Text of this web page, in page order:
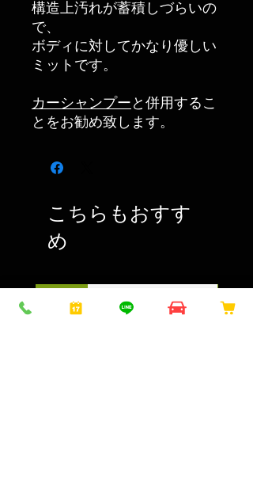
構造上汚れが蓄積しづらいの
で、
ボディに対してかなり優しい
ミットです。
カーシャンプーと併用するこ
とをお勧め致します。
こちらもおすす
め